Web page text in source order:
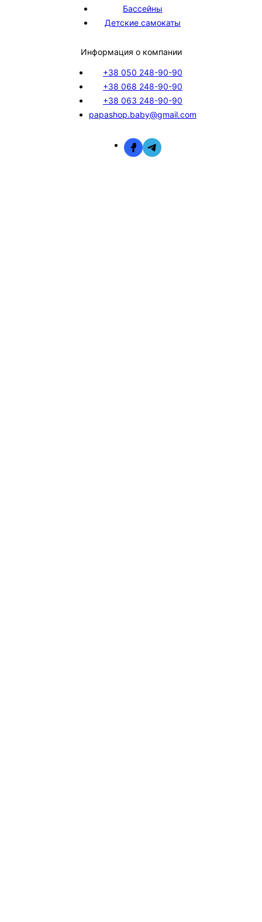
Бассейны
Детские самокаты
Информация о компании
+38 050 248-90-90
+38 068 248-90-90
+38 063 248-90-90
papashop.baby@gmail.com